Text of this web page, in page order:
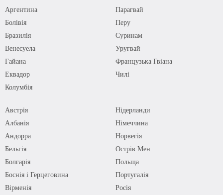
Аргентина
Болівія
Бразилія
Венесуела
Гайана
Еквадор
Колумбія
Парагвай
Перу
Суринам
Уругвай
Французька Гвіана
Чилі
Австрія
Албанія
Андорра
Бельгія
Болгарія
Боснія і Герцеговина
Вірменія
Нідерланди
Німеччина
Норвегія
Острів Мен
Польща
Португалія
Росія